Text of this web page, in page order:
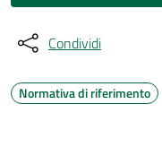
Condividi
Normativa di riferimento